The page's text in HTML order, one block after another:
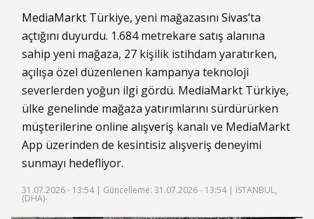
MediaMarkt Türkiye, yeni mağazasını Sivas’ta
açtığını duyurdu. 1.684 metrekare satış alanına
sahip yeni mağaza, 27 kişilik istihdam yaratırken,
açılışa özel düzenlenen kampanya teknoloji
severlerden yoğun ilgi gördü. MediaMarkt Türkiye,
ülke genelinde mağaza yatırımlarını sürdürürken
müşterilerine online alışveriş kanalı ve MediaMarkt
App üzerinden de kesintisiz alışveriş deneyimi
sunmayı hedefliyor.
31.07.2026 - 13:54 | Güncelleme: 31.07.2026 - 13:54 | İSTANBUL,
(DHA)-